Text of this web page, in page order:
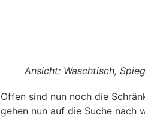
Ansicht: Waschtisch,
Offen sind nun noch die
gehen nun auf die Suche nach